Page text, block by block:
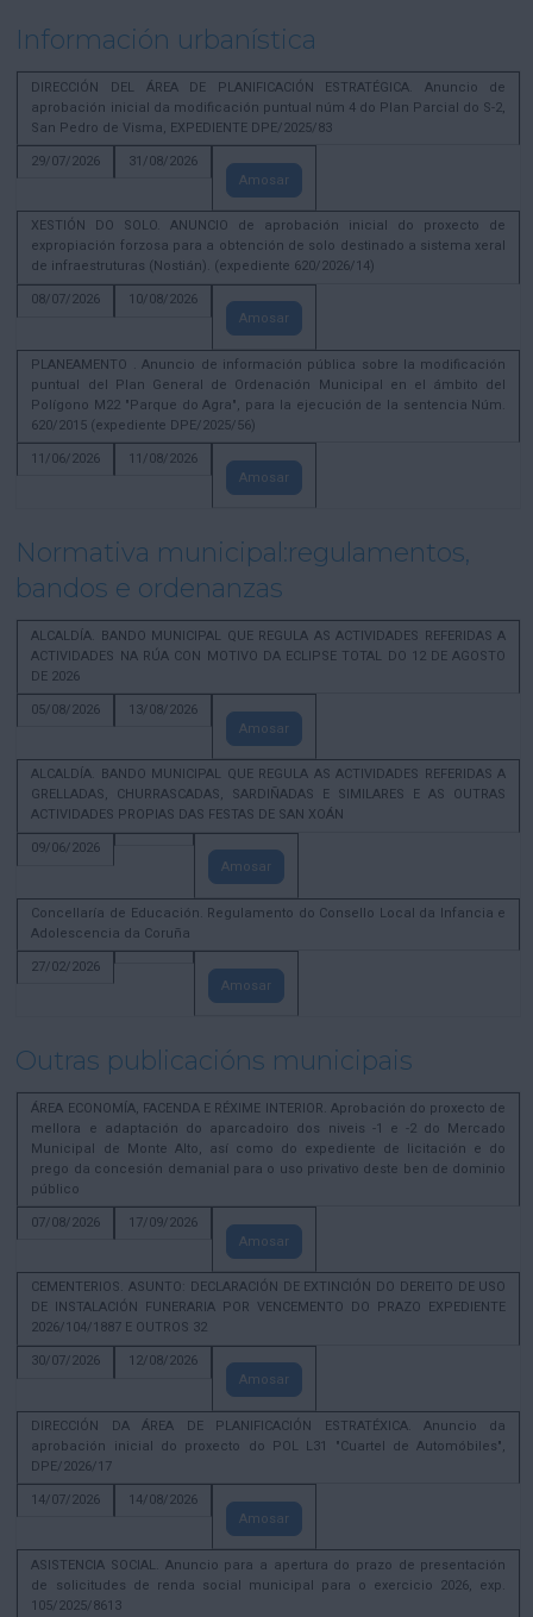
Información urbanística
DIRECCIÓN DEL ÁREA DE PLANIFICACIÓN ESTRATÉGICA. Anuncio de
aprobación inicial da modificación puntual núm 4 do Plan Parcial do S-2,
San Pedro de Visma, EXPEDIENTE DPE/2025/83
29/07/2026
31/08/2026
Amosar
XESTIÓN DO SOLO. ANUNCIO de aprobación inicial do proxecto de
expropiación forzosa para a obtención de solo destinado a sistema xeral
de infraestruturas (Nostián). (expediente 620/2026/14)
08/07/2026
10/08/2026
Amosar
PLANEAMENTO . Anuncio de información pública sobre la modificación
puntual del Plan General de Ordenación Municipal en el ámbito del
Polígono M22 "Parque do Agra", para la ejecución de la sentencia Núm.
620/2015 (expediente DPE/2025/56)
11/06/2026
11/08/2026
Amosar
Normativa municipal:regulamentos,
bandos e ordenanzas
ALCALDÍA. BANDO MUNICIPAL QUE REGULA AS ACTIVIDADES REFERIDAS A
ACTIVIDADES NA RÚA CON MOTIVO DA ECLIPSE TOTAL DO 12 DE AGOSTO
DE 2026
05/08/2026
13/08/2026
Amosar
ALCALDÍA. BANDO MUNICIPAL QUE REGULA AS ACTIVIDADES REFERIDAS A
GRELLADAS, CHURRASCADAS, SARDIÑADAS E SIMILARES E AS OUTRAS
ACTIVIDADES PROPIAS DAS FESTAS DE SAN XOÁN
09/06/2026
Amosar
Concellaría de Educación. Regulamento do Consello Local da Infancia e
Adolescencia da Coruña
27/02/2026
Amosar
Outras publicacións municipais
ÁREA ECONOMÍA, FACENDA E RÉXIME INTERIOR. Aprobación do proxecto de
mellora e adaptación do aparcadoiro dos niveis -1 e -2 do Mercado
Municipal de Monte Alto, así como do expediente de licitación e do
prego da concesión demanial para o uso privativo deste ben de dominio
público
07/08/2026
17/09/2026
Amosar
CEMENTERIOS. ASUNTO: DECLARACIÓN DE EXTINCIÓN DO DEREITO DE USO
DE INSTALACIÓN FUNERARIA POR VENCEMENTO DO PRAZO EXPEDIENTE
2026/104/1887 E OUTROS 32
30/07/2026
12/08/2026
Amosar
DIRECCIÓN DA ÁREA DE PLANIFICACIÓN ESTRATÉXICA. Anuncio da
aprobación inicial do proxecto do POL L31 "Cuartel de Automóbiles",
DPE/2026/17
14/07/2026
14/08/2026
Amosar
ASISTENCIA SOCIAL. Anuncio para a apertura do prazo de presentación
de solicitudes de renda social municipal para o exercicio 2026, exp.
105/2025/8613